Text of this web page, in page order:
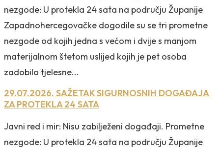
nezgode: U protekla 24 sata na području Županije
Zapadnohercegovačke dogodile su se tri prometne
nezgode od kojih jedna s većom i dvije s manjom
materijalnom štetom uslijed kojih je pet osoba
zadobilo tjelesne...
29.07.2026. SAŽETAK SIGURNOSNIH DOGAĐAJA
ZA PROTEKLA 24 SATA
Javni red i mir: Nisu zabilježeni događaji. Prometne
nezgode: U protekla 24 sata na području Županije